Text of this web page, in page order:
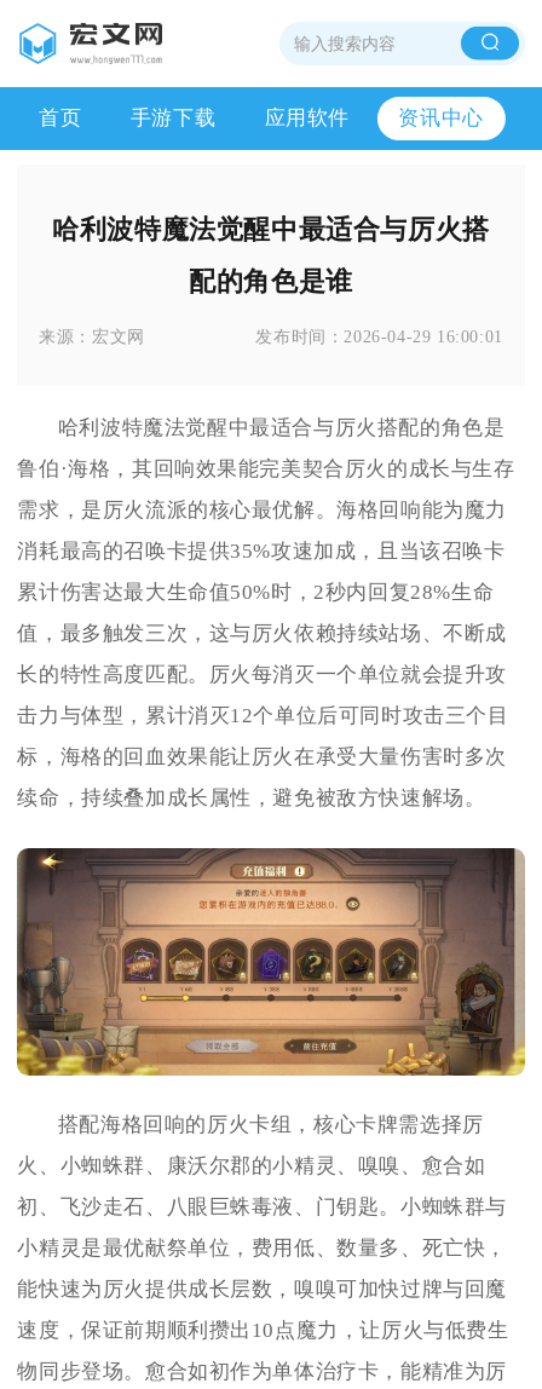
首页 手游下载 应用软件 资讯中心
哈利波特魔法觉醒中最适合与厉火搭
配的角色是谁
来源： 宏文网 发布时间： 2026-04-29 16:00:01
哈利波特魔法觉醒中最适合与厉火搭配的角色是
鲁伯·海格，其回响效果能完美契合厉火的成长与生存
需求，是厉火流派的核心最优解。海格回响能为魔力
消耗最高的召唤卡提供35%攻速加成，且当该召唤卡
累计伤害达最大生命值50%时，2秒内回复28%生命
值，最多触发三次，这与厉火依赖持续站场、不断成
长的特性高度匹配。厉火每消灭一个单位就会提升攻
击力与体型，累计消灭12个单位后可同时攻击三个目
标，海格的回血效果能让厉火在承受大量伤害时多次
续命，持续叠加成长属性，避免被敌方快速解场。
搭配海格回响的厉火卡组，核心卡牌需选择厉
火、小蜘蛛群、康沃尔郡的小精灵、嗅嗅、愈合如
初、飞沙走石、八眼巨蛛毒液、门钥匙。小蜘蛛群与
小精灵是最优献祭单位，费用低、数量多、死亡快，
能快速为厉火提供成长层数，嗅嗅可加快过牌与回魔
速度，保证前期顺利攒出10点魔力，让厉火与低费生
物同步登场。愈合如初作为单体治疗卡，能精准为厉